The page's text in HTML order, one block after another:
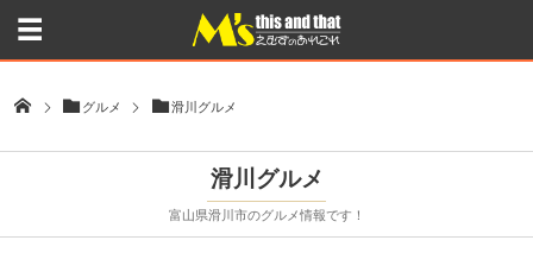
グルメ 滑川グルメ
滑川グルメ
富山県滑川市のグルメ情報です！